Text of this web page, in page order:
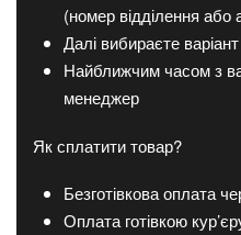
(номер відділення або
Далі вибираєте
Найближчим часом з
менеджер
Як сплатити товар?
Безготівкова оплата
Оплата готівкою